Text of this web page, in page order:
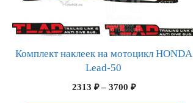
Комплект наклеек на мотоцикл HONDA
Lead-50
2313 ₽ – 3700 ₽Диапазон
на
странице